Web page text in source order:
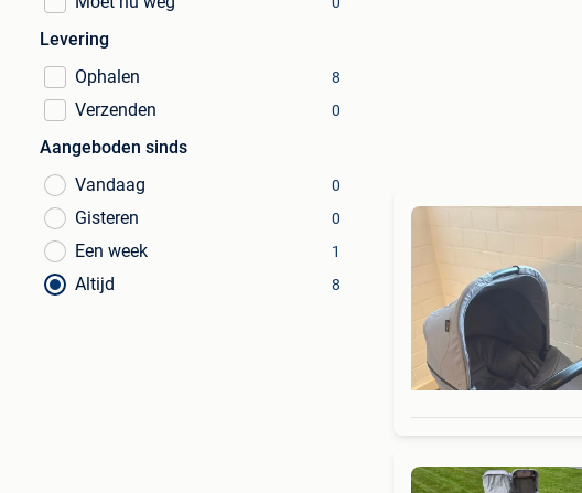
Levering
Ophalen
8
Verzenden 0
Aangeboden sinds
Vandaag
0
Gisteren 0
Een week 1
Altijd 8